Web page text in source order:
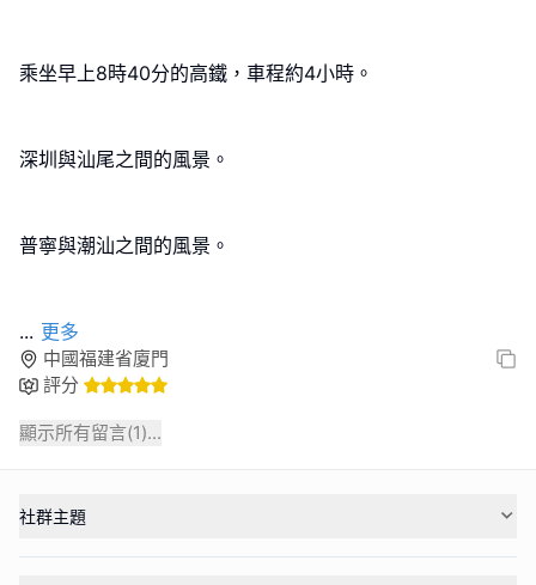
乘坐早上8時40分的高鐵，車程約4小時。
深圳與汕尾之間的風景。
普寧與潮汕之間的風景。
... 更多
中國福建省廈門
評分
顯示所有留言(1)...
社群主題